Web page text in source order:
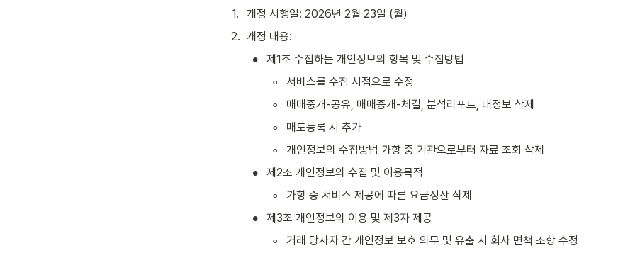
1.
개정 시행일: 2026년 2월 23일 (월)
2. 개정 내용:
• 제1조 수집하는 개인정보의 항목 및 수집방법
◦ 서비스를 수집 시점으로 수정
◦ 매매중개-공유, 매매중개-체결, 분석리포트, 내정보 삭제
◦ 매도등록 시 추가
◦ 개인정보의 수집방법 가항 중 기관으로부터 자료 조회 삭제
• 제2조 개인정보의 수집 및 이용목적
◦ 가항 중 서비스 제공에 따른 요금정산 삭제
• 제3조 개인정보의 이용 및 제3자 제공
◦ 거래 당사자 간 개인정보 보호 의무 및 유출 시 회사 면책 조항 수정